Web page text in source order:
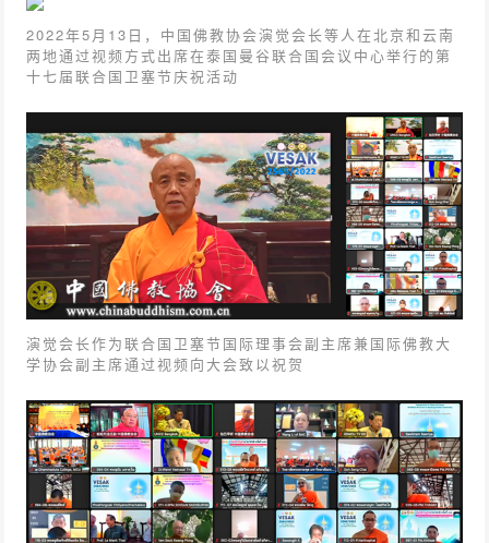
2022年5月13日，中国佛教协会演觉会长等人在北京和云南
两地通过视频方式出席在泰国曼谷联合国会议中心举行的第
十七届联合国卫塞节庆祝活动
演觉会长作为联合国卫塞节国际理事会副主席兼国际佛教大
学协会副主席通过视频向大会致以祝贺